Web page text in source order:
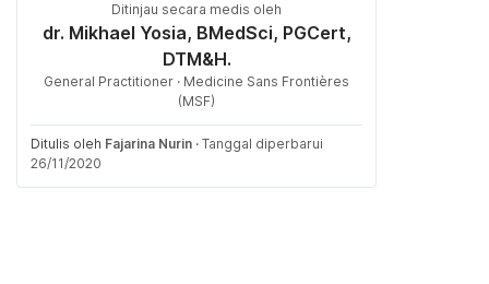
Ditinjau secara medis oleh
dr. Mikhael Yosia, BMedSci, PGCert,
DTM&H.
General Practitioner · Medicine Sans Frontières
(MSF)
Ditulis oleh Fajarina Nurin · Tanggal diperbarui
26/11/2020